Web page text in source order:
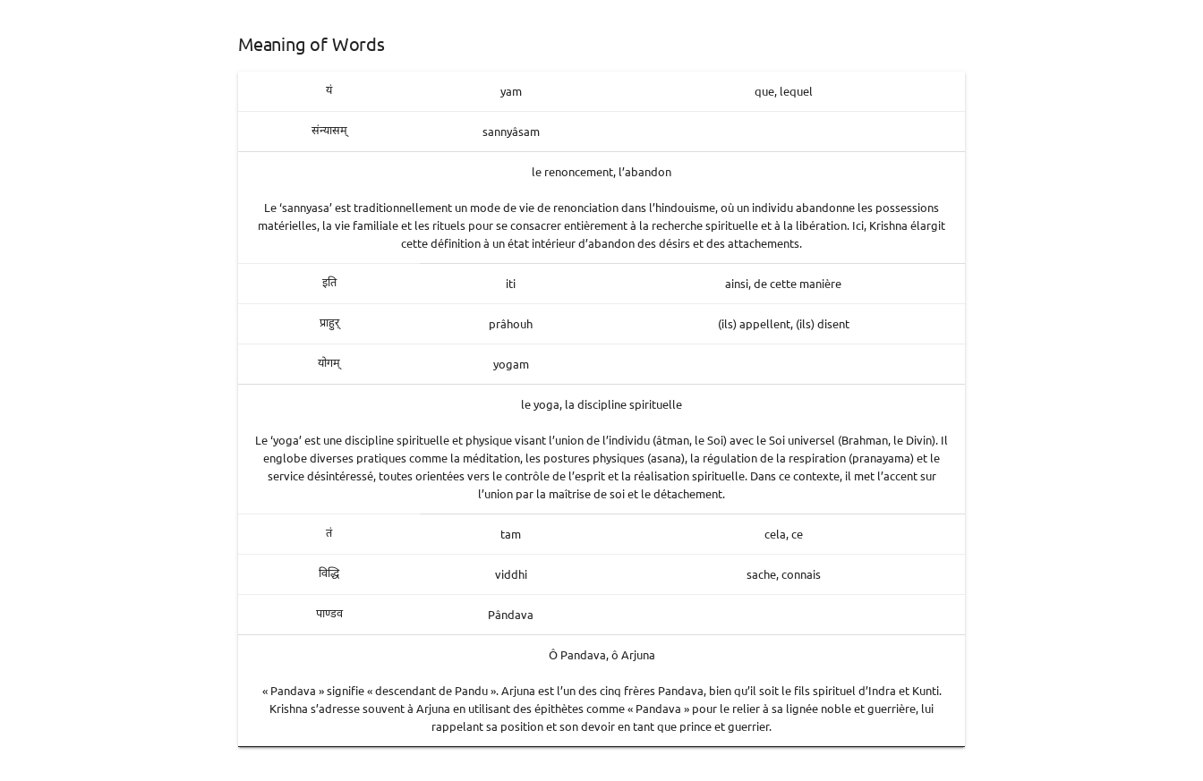
Meaning of Words
यं yam que, lequel
संन्यासम् sannyâsam
le renoncement, l’abandon
Le ‘sannyasa’ est traditionnellement un mode de vie de renonciation dans l’hindouisme, où un individu abandonne les possessions
matérielles, la vie familiale et les rituels pour se consacrer entièrement à la recherche spirituelle et à la libération. Ici, Krishna élargit
cette définition à un état intérieur d’abandon des désirs et des attachements.
इति iti ainsi, de cette manière
प्राहुर् prâhouh (ils) appellent, (ils) disent
योगम् yogam
le yoga, la discipline spirituelle
Le ‘yoga’ est une discipline spirituelle et physique visant l’union de l’individu (âtman, le Soi) avec le Soi universel (Brahman, le Divin). Il
englobe diverses pratiques comme la méditation, les postures physiques (asana), la régulation de la respiration (pranayama) et le
service désintéressé, toutes orientées vers le contrôle de l’esprit et la réalisation spirituelle. Dans ce contexte, il met l’accent sur
l’union par la maîtrise de soi et le détachement.
तं tam cela, ce
विद्धि viddhi sache, connais
पाण्डव Pândava
Ô Pandava, ô Arjuna
« Pandava » signifie « descendant de Pandu ». Arjuna est l’un des cinq frères Pandava, bien qu’il soit le fils spirituel d’Indra et Kunti.
Krishna s’adresse souvent à Arjuna en utilisant des épithètes comme « Pandava » pour le relier à sa lignée noble et guerrière, lui
rappelant sa position et son devoir en tant que prince et guerrier.